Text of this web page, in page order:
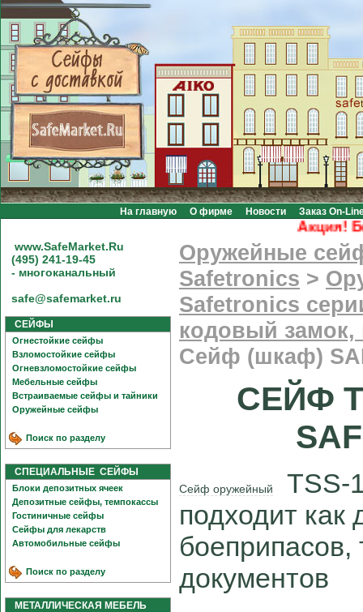
На главную О фирме Новости Заказ On-
Акция!
www.SafeMarket.Ru
(495) 241-19-45
- многоканальный
safe@safemarket.ru
СЕЙФЫ
Огнестойкие сейфы
Взломостойкие сейфы
Огневзломостойкие сейфы
Мебельные сейфы
Встраиваемые сейфы и тайники
Оружейные сейфы
Поиск по разделу
СПЕЦИАЛЬНЫЕ СЕЙФЫ
Блоки депозитных ячеек
Депозитные сейфы, темпокассы
Гостиничные сейфы
Сейфы для лекарств
Автомобильные сейфы
Поиск по разделу
МЕТАЛЛИЧЕСКАЯ МЕБЕЛЬ
Оружейные
Safetronics >
Safetronics
кодовый замок,
Сейф (шкаф)
СЕЙФ
Сейф оружейный
TSS-
подходит как
боеприпасов,
документов